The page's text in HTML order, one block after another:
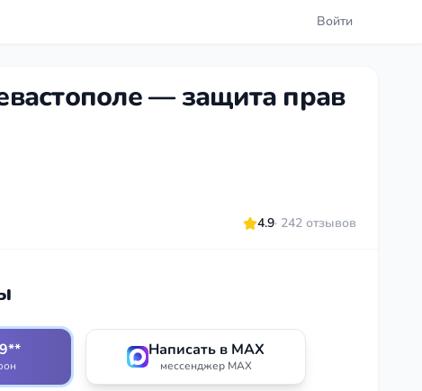
Войти
— защита прав
4.9· 242 отзывов
Написать в MAX
мессенджер MAX